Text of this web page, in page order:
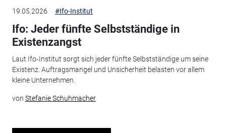
19.05.2026 #Ifo-Institut
Ifo: Jeder fünfte Selbstständige in
Existenzangst
Laut Ifo‑Institut sorgt sich jeder fünfte Selbstständige um seine
Existenz. Auftragsmangel und Unsicherheit belasten vor allem
kleine Unternehmen.
von Stefanie Schuhmacher